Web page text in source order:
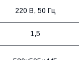
220 В, 50 Гц
1,5